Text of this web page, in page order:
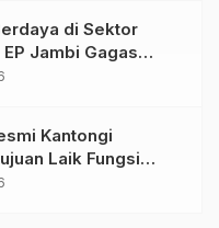
di Sektor
Jambi Gagas
Eco-Print
Kantongi
Laik Fungsi
Musi V Tol